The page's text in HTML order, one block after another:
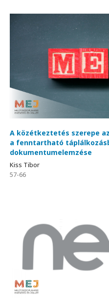
A közétkeztetés szerepe
a fenntartható
dokumentumelemzése
Kiss Tibor
57-66